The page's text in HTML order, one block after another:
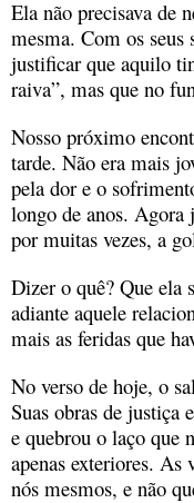
Ela não precisava de
mesma. Com os seus
justificar que aquilo
raiva”, mas que no
Nosso próximo
tarde. Não era mais
pela dor e o
longo de anos. Agora
por muitas vezes, a
Dizer o quê? Que ela
adiante aquele
mais as feridas que
No verso de hoje, o
Suas obras de justiça
e quebrou o laço que
apenas exteriores. As
nós mesmos, e não